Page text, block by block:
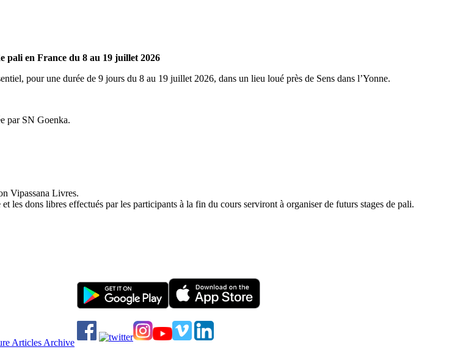
pali en France du 8 au 19 juillet 2026
pour une durée de 9 jours du 8 au 19 juillet 2026, dans un lieu loué près de Sens dans l’Yonne.
par SN Goenka.
Vipassana Livres.
les dons libres effectués par les participants à la fin du cours serviront à organiser de futurs stages de pali.
Articles Archive